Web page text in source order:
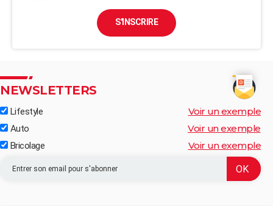
S'INSCRIRE
NEWSLETTERS
Lifestyle Voir un exemple
Auto Voir un exemple
Bricolage Voir un exemple